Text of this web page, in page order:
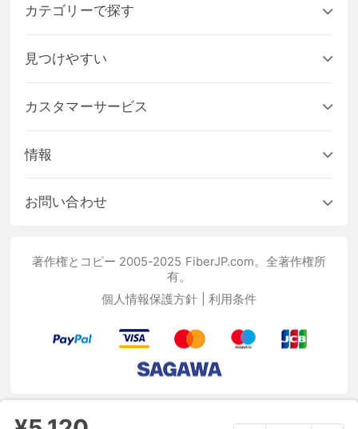
カテゴリーで探す
見つけやすい
カスタマーサービス
情報
お問い合わせ
著作権とコピー 2005-2025 FiberJP.com。全著作権所
有。
個人情報保護方針
利用条件